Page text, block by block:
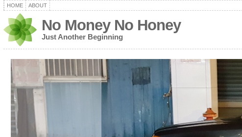
HOME ABOUT
No Money No Honey
Just Another Beginning